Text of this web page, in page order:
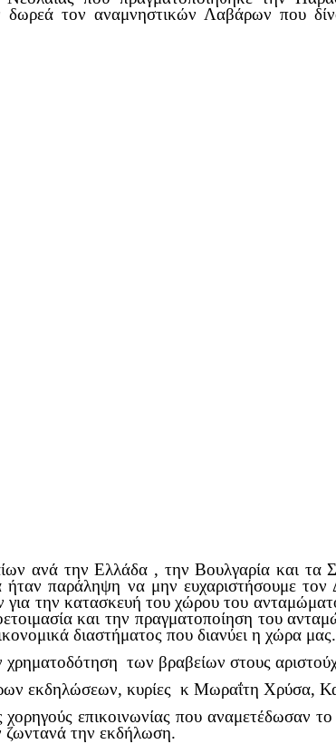
τον αναμνηστικών Λαβάρων που
ανά την Ελλάδα , την Βουλγαρία και
παράληψη να μην ευχαριστήσουμε
την κατασκευή του χώρου του
και την πραγματοποίηση του
διαστήματος που διανύει η χώρα μας.
των βραβείων στους
εκδηλώσεων, κυρίες κ Μωραΐτη Χρύσα,
επικοινωνίας που αναμετέδωσαν
ζωντανά την εκδήλωση.